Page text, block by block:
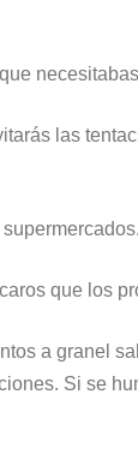
las
que los
a granel
Si se